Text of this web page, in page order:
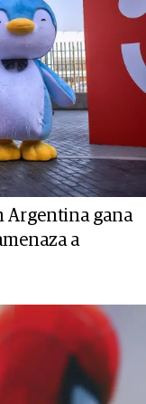
Argentina gana
a